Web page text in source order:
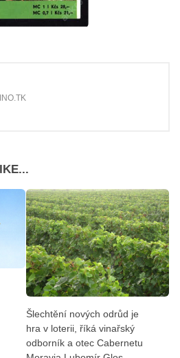
Šlechtění nových odrůd je
hra v loterii, říká vinařský
odborník a otec Cabernetu